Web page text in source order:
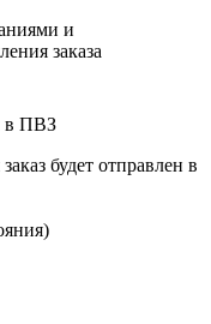
и
заказа
в ПВЗ
будет отправлен в